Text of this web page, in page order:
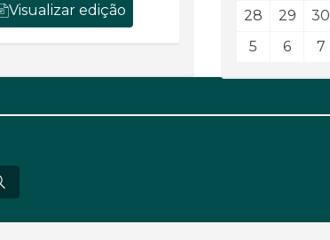
Visualizar edição
28
29 30
5
6 7